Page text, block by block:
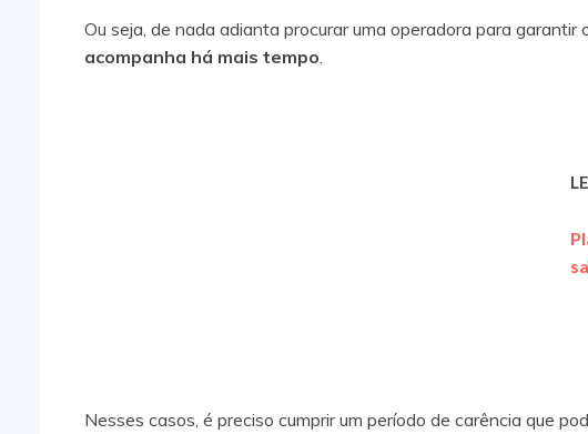
Ou seja, de nada adianta procurar uma operadora para garantir
acompanha há mais tempo
Nesses casos, é preciso cumprir um período de carência que